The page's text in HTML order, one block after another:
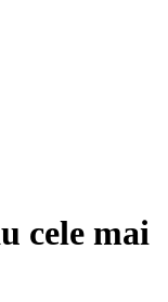
cele mai